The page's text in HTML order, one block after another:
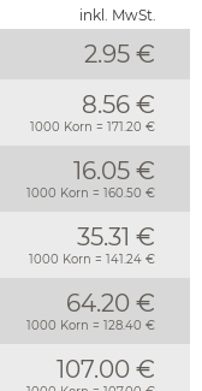
inkl. MwSt.
2.95 €
8.56 €
1000 Korn = 171.20 €
16.05 €
1000 Korn = 160.50 €
35.31 €
1000 Korn = 141.24 €
64.20 €
1000 Korn = 128.40 €
107.00 €